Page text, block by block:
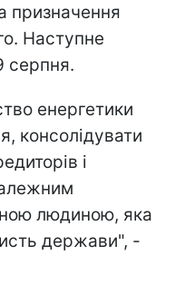
призначення
Наступне
серпня.
енергетики
консолідувати
і
людиною, яка
держави", -